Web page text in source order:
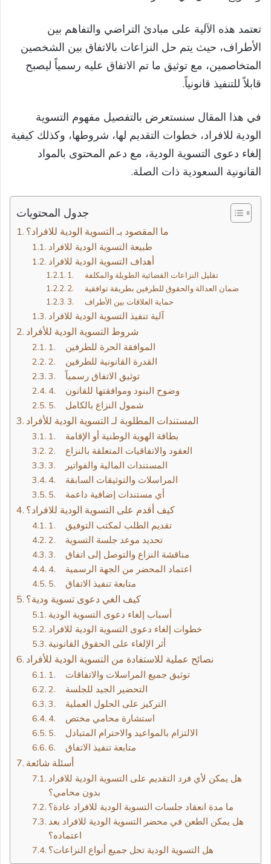
تعتمد هذه الآلية على مبادئ التراضي والتفاهم بين
الأطراف، حيث يتم حل النزاعات بالاتفاق بين الشخصين
المتخاصمين، مع توثيق ما تم الاتفاق عليه رسمياً ليصبح
قابلاً للتنفيذ قانونياً.
في هذا المقال سنستعرض بالتفصيل مفهوم التسوية
الودية للافراد، خطوات التقديم لها، شروطها، وكذلك كيفية
إلغاء دعوى التسوية الودية، مع دعم المحتوى بالمواد
القانونية السعودية ذات الصلة.
جدول المحتويات
طبيعة التسوية الودية للافراد
أهداف التسوية الودية للافراد
1. تقليل النزاعات القضائية الطويلة والمكلفة
2. ضمان العدالة والحقوق للطرفين بطريقة توافقية
3. حماية العلاقات بين الأطراف
آلية تنفيذ التسوية الودية للافراد
شروط التسوية الودية للأفراد
1. الموافقة الحرة للطرفين
2. القدرة القانونية للطرفين
3. توثيق الاتفاق رسمياً
4. وضوح البنود وموافقتها للقانون
5. شمول النزاع بالكامل
المستندات المطلوبة لـ التسوية الودية للأفراد
1. بطاقة الهوية الوطنية أو الإقامة
2. العقود والاتفاقيات المتعلقة بالنزاع
3. المستندات المالية والفواتير
4. المراسلات والتوثيقات السابقة
5. أي مستندات إضافية داعمة
كيف أقدم على التسوية الودية للافراد؟
1. تقديم الطلب لمكتب التوفيق
2. تحديد موعد جلسة التسوية
3. مناقشة النزاع والتوصل إلى اتفاق
4. اعتماد المحضر من الجهة الرسمية
5. متابعة تنفيذ الاتفاق
كيف الغي دعوى تسوية ودية؟
أسباب إلغاء دعوى التسوية الودية
خطوات إلغاء دعوى التسوية الودية للافراد
أثر الإلغاء على الحقوق القانونية
نصائح عملية للاستفادة من التسوية الودية للأفراد
1. توثيق جميع المراسلات والاتفاقات
2. التحضير الجيد للجلسة
3. التركيز على الحلول العملية
4. استشارة محامي مختص
5. الالتزام بالمواعيد والاحترام المتبادل
6. متابعة تنفيذ الاتفاق
أسئلة شائعة
هل يمكن لأي فرد التقديم على التسوية الودية للافراد
بدون محامي؟
ما مدة انعقاد جلسات التسوية الودية للافراد عادة؟
هل يمكن الطعن في محضر التسوية الودية للافراد بعد
اعتماده؟
هل التسوية الودية تحل جميع أنواع النزاعات؟